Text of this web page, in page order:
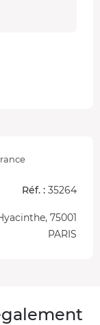
Réf. : 35264
75001
PARIS